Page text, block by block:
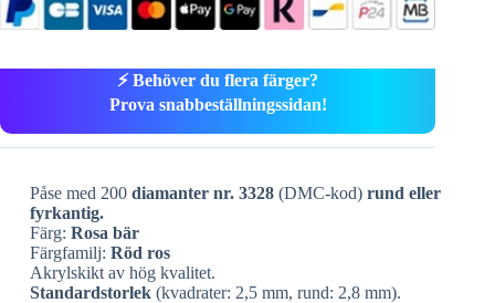
⚡ Behöver du flera färger?
Prova snabbeställningssidan!
Påse med 200 diamanter nr. 3328(DMC-kod) rund eller
fyrkantig.
Färg: Rosa bär
Färgfamilj: Röd ros
Akrylskikt av hög kvalitet.
Standardstorlek(kvadrater: 2,5 mm, rund: 2,8 mm).